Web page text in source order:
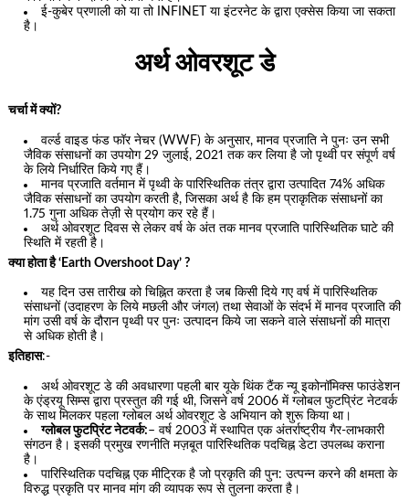
ई-कुबेर प्रणाली को या तो INFINET या इंटरनेट के द्वारा एक्सेस किया जा सकता
है।
अर्थ ओवरशूट डे
चर्चा में क्यों?
वर्ल्ड वाइड फंड फॉर नेचर (WWF) के अनुसार, मानव प्रजाति ने पुनः उन सभी
जैविक संसाधनों का उपयोग 29 जुलाई, 2021 तक कर लिया है जो पृथ्वी पर संपूर्ण वर्ष
के लिये निर्धारित किये गए हैं।
मानव प्रजाति वर्तमान में पृथ्वी के पारिस्थितिक तंत्र द्वारा उत्पादित 74% अधिक
जैविक संसाधनों का उपयोग करती है, जिसका अर्थ है कि हम प्राकृतिक संसाधनों का
1.75 गुना अधिक तेज़ी से प्रयोग कर रहे हैं।
अर्थ ओवरशूट दिवस से लेकर वर्ष के अंत तक मानव प्रजाति पारिस्थितिक घाटे की
स्थिति में रहती है।
क्या होता है ‘Earth Overshoot Day’ ?
यह दिन उस तारीख को चिह्नित करता है जब किसी दिये गए वर्ष में पारिस्थितिक
संसाधनों (उदाहरण के लिये मछली और जंगल) तथा सेवाओं के संदर्भ में मानव प्रजाति की
मांग उसी वर्ष के दौरान पृथ्वी पर पुनः उत्पादन किये जा सकने वाले संसाधनों की मात्रा
से अधिक होती है।
इतिहास:-
अर्थ ओवरशूट डे की अवधारणा पहली बार यूके थिंक टैंक न्यू इकोनॉमिक्स फाउंडेशन
के एंड्रयू सिम्स द्वारा प्रस्तुत की गई थी, जिसने वर्ष 2006 में ग्लोबल फुटप्रिंट नेटवर्क
के साथ मिलकर पहला ग्लोबल अर्थ ओवरशूट डे अभियान को शुरू किया था।
ग्लोबल फुटप्रिंट नेटवर्क:– वर्ष 2003 में स्थापित एक अंतर्राष्ट्रीय गैर-लाभकारी
संगठन है। इसकी प्रमुख रणनीति मज़बूत पारिस्थितिक पदचिह्न डेटा उपलब्ध कराना
है।
पारिस्थितिक पदचिह्न एक मीट्रिक है जो प्रकृति की पुन: उत्पन्न करने की क्षमता के
विरुद्ध प्रकृति पर मानव मांग की व्यापक रूप से तुलना करता है।